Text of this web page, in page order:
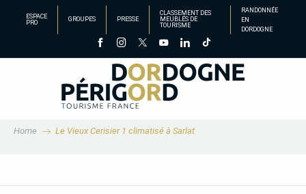
principal
ESPACE
PRO
GROUPES PRESSE
CLASSEMENT DES
MEUBLÉS DE
TOURISME
RANDONNÉE
EN
DORDOGNE
Home Le Vieux Cerisier 1 climatisé à Sarlat